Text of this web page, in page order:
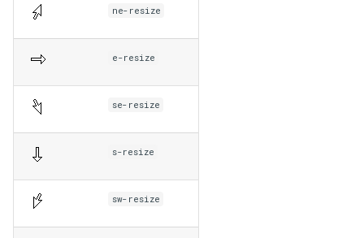
ne-resize
e-resize
se-resize
s-resize
sw-resize